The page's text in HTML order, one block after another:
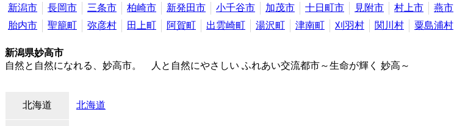
新潟市 長岡市 三条市 柏崎市 新発田市 小千谷市 加茂市 十日町市 見附市 村上市 燕市
胎内市
聖籠町 弥彦村 田上町 阿賀町 出雲崎町 湯沢町 津南町 刈羽村 関川村 粟島浦村
新潟県妙高市
自然と自然になれる、妙高市。 人と自然にやさしい ふれあい交流都市～生命が輝く 妙高～
北海道 北海道